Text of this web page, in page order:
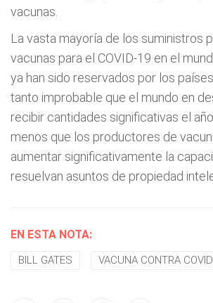
vacunas.
La vasta mayoría de los suministros
vacunas para el COVID-19 en el
ya han sido reservados por los
tanto improbable que el mundo en
recibir cantidades significativas el
menos que los productores de
aumentar significativamente la
resuelvan asuntos de propiedad
EN ESTA NOTA:
BILL GATES VACUNA CONTRA